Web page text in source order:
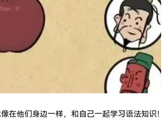
在他们身边一样，和自己一起学习语法知识！